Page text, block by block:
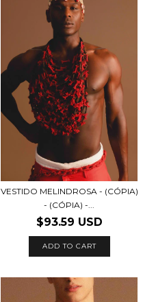
VESTIDO MELINDROSA - (CÓPIA)
- (CÓPIA) -...
$93.59 USD
ADD TO CART